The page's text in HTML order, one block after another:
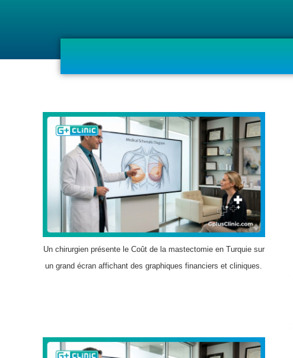
Un chirurgien présente le Coût de la mastectomie en Turquie sur
un grand écran affichant des graphiques financiers et cliniques.